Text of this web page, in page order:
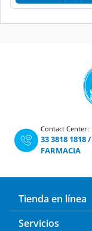
Contact Center:
33 3818 1818/
FARMACIA
Tienda en línea
Servicios